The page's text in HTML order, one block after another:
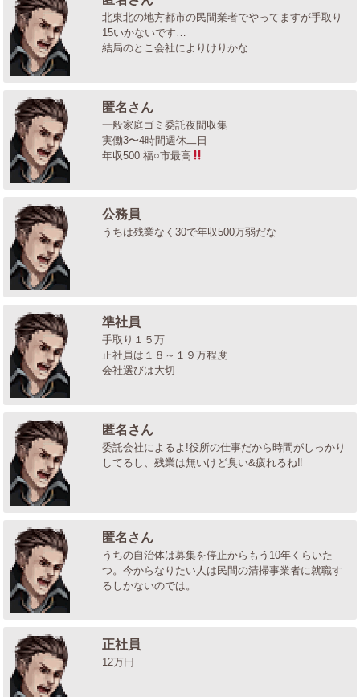
北東北の地方都市の民間業者でやってますが手取り
15いかないです…
結局のとこ会社によりけりかな
匿名さん
一般家庭ゴミ委託夜間収集
実働3〜4時間週休二日
年収500 福○市最高
公務員
うちは残業なく30で年収500万弱だな
準社員
手取り１５万
正社員は１８～１９万程度
会社選びは大切
匿名さん
委託会社によるよ!役所の仕事だから時間がしっかり
してるし、残業は無いけど臭い&疲れるね‼︎
匿名さん
うちの自治体は募集を停止からもう10年くらいた
つ。今からなりたい人は民間の清掃事業者に就職す
るしかないのでは。
正社員
12万円